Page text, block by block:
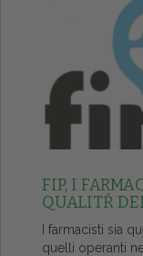
FIP, I
QUALITŔ
I farmacisti sia
quelli operanti